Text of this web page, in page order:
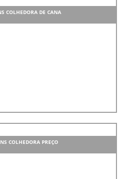
COLHEDORA DE CANA
COLHEDORA PREÇO